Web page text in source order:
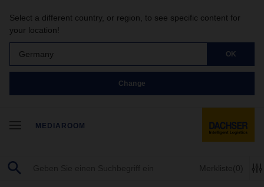
Select a different country, or region, to see specific content for
your location!
Germany OK
Change
MEDIAROOM
Merkliste(0)